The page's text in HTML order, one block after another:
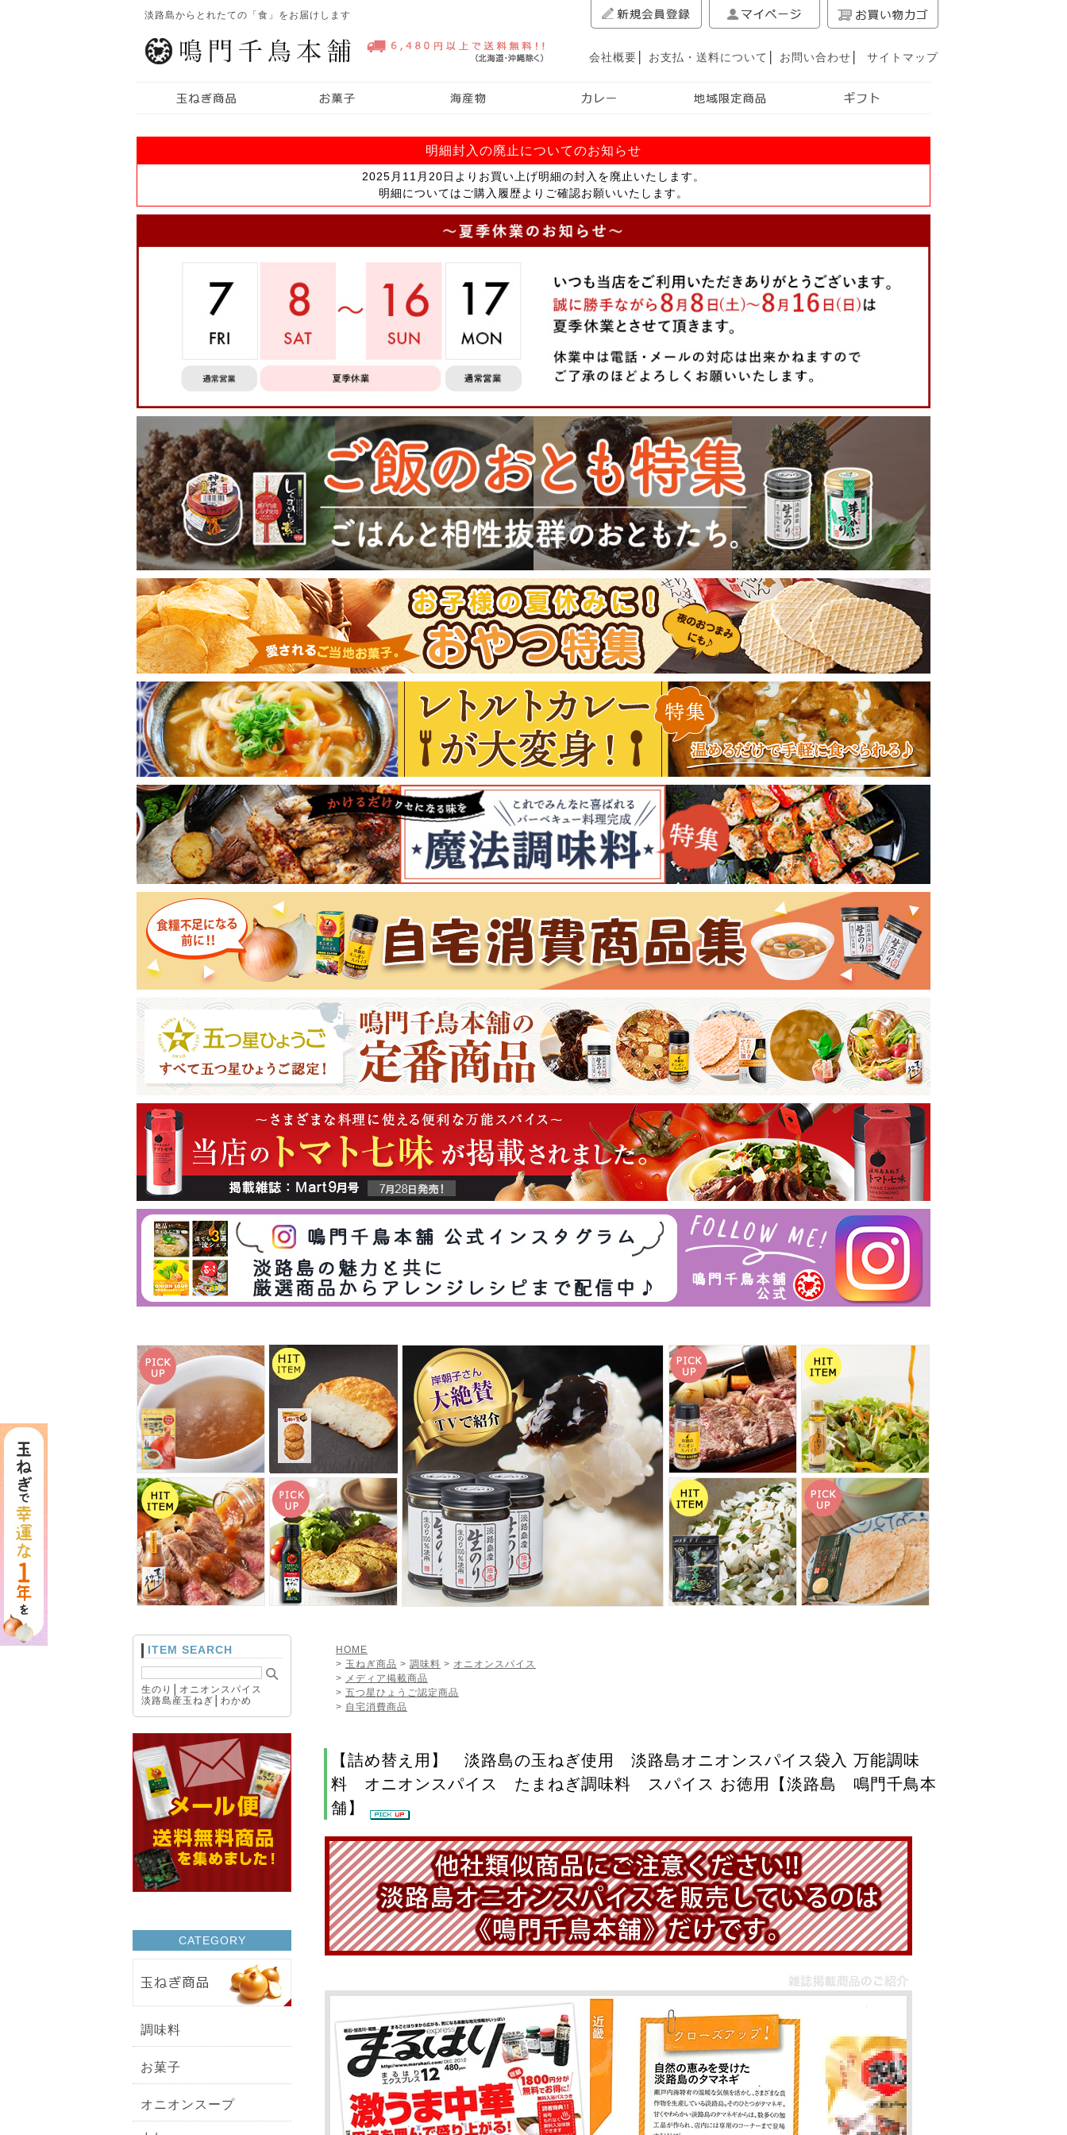
淡路島からとれたての「食」をお届けします
会社概要 お支払・送料について お問い合わせ サイトマップ
明細封入の廃止についてのお知らせ
2025月11月20日よりお買い上げ明細の封入を廃止いたします。
明細についてはご購入履歴よりご確認お願いいたします。
ITEM SEARCH
生のり
オニオンスパイス
淡路島産玉ねぎ
わかめ
CATEGORY
調味料
お菓子
オニオンスープ
HOME
> 玉ねぎ商品 > 調味料 > オニオンスパイス
> メディア掲載商品
> 五つ星ひょうご認定商品
> 自宅消費商品
【詰め替え用】 淡路島の玉ねぎ使用 淡路島オニオンスパイス袋入 万能調味
料 オニオンスパイス たまねぎ調味料 スパイス お徳用【淡路島 鳴門千鳥本
舗】